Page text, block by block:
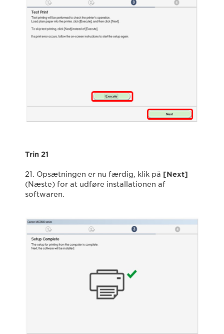
Trin 21
21. Opsætningen er nu færdig, klik på [Next]
(Næste) for at udføre installationen af
softwaren.